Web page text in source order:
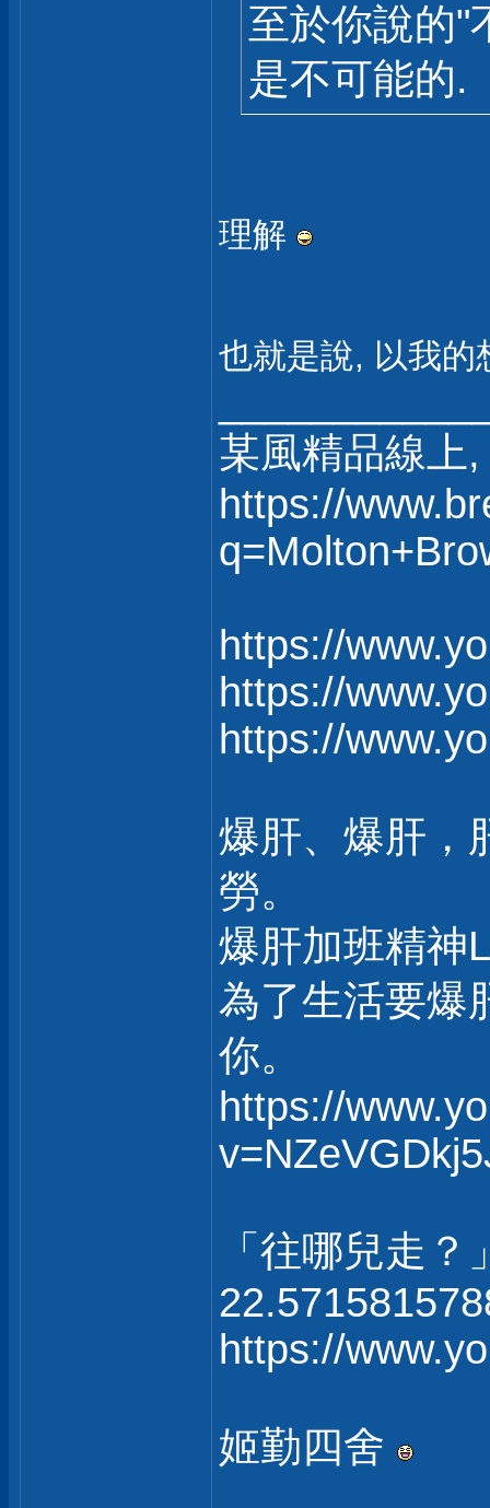
至於你說的"
是不可能的.
理解
也就是說, 以我
某風精品線上
https://
https://
https://
https://
爆肝、爆肝，
勞。
爆肝加班精神
為了生活要爆
你。
https://
「往哪兒走？
https://
姬勤四舍